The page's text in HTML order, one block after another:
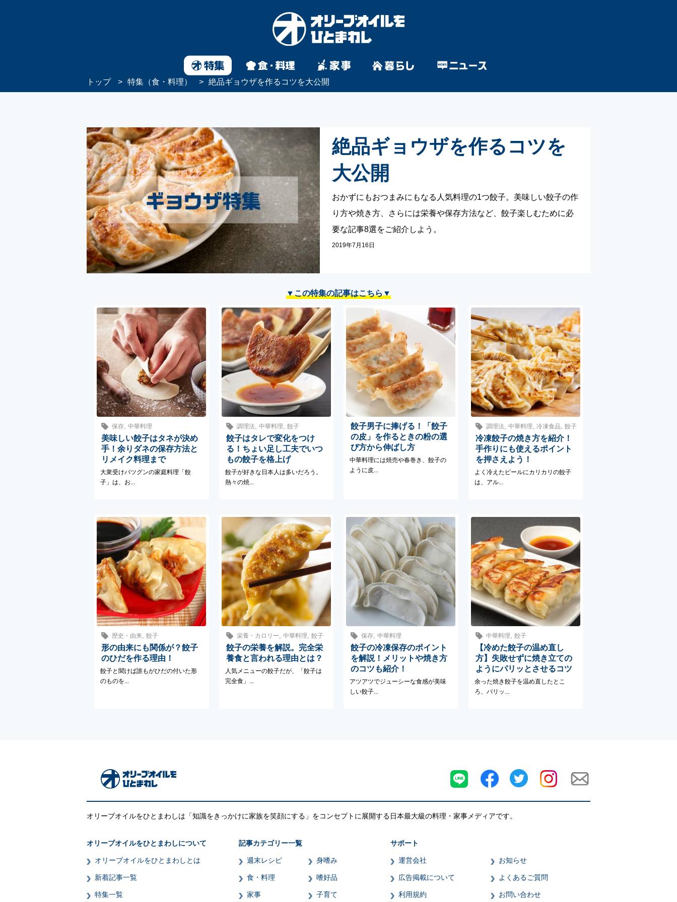
トップ 特集（食・料理） 絶品ギョウザを作るコツを大公開
絶品ギョウザを作るコツを
大公開
おかずにもおつまみにもなる人気料理の1つ餃子。美味しい餃子の作
り方や焼き方、さらには栄養や保存方法など、餃子楽しむために必
要な記事8選をご紹介しよう。
2019年7月16日
▼この特集の記事はこちら▼
保存, 中華料理
美味しい餃子はタネが決め
手！余りダネの保存方法と
リメイク料理まで
大衆受けバツグンの家庭料理「餃
子」は、お...
調理法, 中華料理, 餃子
餃子はタレで変化をつけ
る！ちょい足し工夫でいつ
もの餃子を格上げ
餃子が好きな日本人は多いだろう。
熱々の焼...
餃子男子に捧げる！「餃子
の皮」を作るときの粉の選
び方から伸ばし方
中華料理には焼売や春巻き、餃子の
ように皮...
調理法, 中華料理, 冷凍食品, 餃子
冷凍餃子の焼き方を紹介！
手作りにも使えるポイント
を押さえよう！
よく冷えたビールにカリカリの餃子
は、アル...
歴史・由来, 餃子
形の由来にも関係が？餃子
のひだを作る理由！
餃子と聞けば誰もがひだの付いた形
のものを...
栄養・カロリー, 中華料理, 餃子
餃子の栄養を解説。完全栄
養食と言われる理由とは？
人気メニューの餃子だが、「餃子は
完全食」...
保存, 中華料理
餃子の冷凍保存のポイント
を解説！メリットや焼き方
のコツも紹介！
アツアツでジューシーな食感が美味
しい餃子...
中華料理, 餃子
【冷めた餃子の温め直し
方】失敗せずに焼き立ての
ようにパリッとさせるコツ
余った焼き餃子を温め直したとこ
ろ、パリッ...
オリーブオイルをひとまわしは「知識をきっかけに家族を笑顔にする」をコンセプトに展開する日本最大級の料理・家事メディアです。
オリーブオイルをひとまわしについて
オリーブオイルをひとまわしとは
新着記事一覧
特集一覧
記事カテゴリー一覧
週末レシピ 身嗜み
食・料理 嗜好品
家事 子育て
サポート
お知らせ
運営会社
よくあるご質問
広告掲載について
お問い合わせ
利用規約